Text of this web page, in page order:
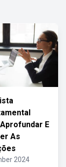
E
As
2024